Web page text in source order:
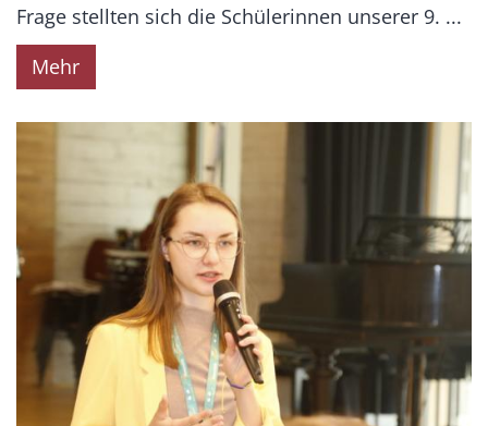
Frage stellten sich die Schülerinnen unserer 9. ...
Mehr